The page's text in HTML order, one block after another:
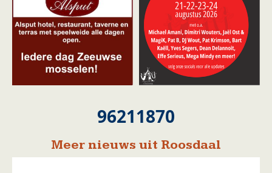
96211870
Meer nieuws uit Roosdaal